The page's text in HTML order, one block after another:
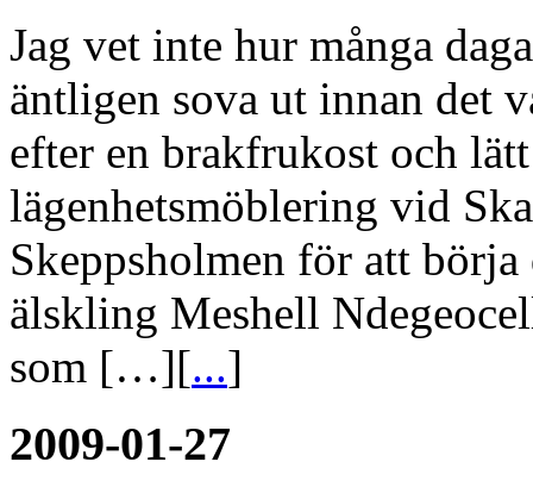
Jag vet inte hur många
äntligen sova ut innan det
efter en brakfrukost och
lägenhetsmöblering vid
Skeppsholmen för att
älskling Meshell
som […][...]
2009-01-27